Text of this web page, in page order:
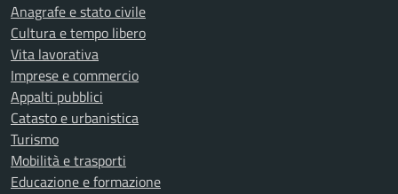
Anagrafe e stato civile
Cultura e tempo libero
Vita lavorativa
Imprese e commercio
Appalti pubblici
Catasto e urbanistica
Turismo
Mobilità e trasporti
Educazione e formazione